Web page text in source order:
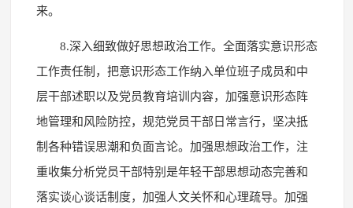
来。
8.深入细致做好思想政治工作。全面落实意识形态
工作责任制，把意识形态工作纳入单位班子成员和中
层干部述职以及党员教育培训内容，加强意识形态阵
地管理和风险防控，规范党员干部日常言行，坚决抵
制各种错误思潮和负面言论。加强思想政治工作，注
重收集分析党员干部特别是年轻干部思想动态完善和
落实谈心谈话制度，加强人文关怀和心理疏导。加强